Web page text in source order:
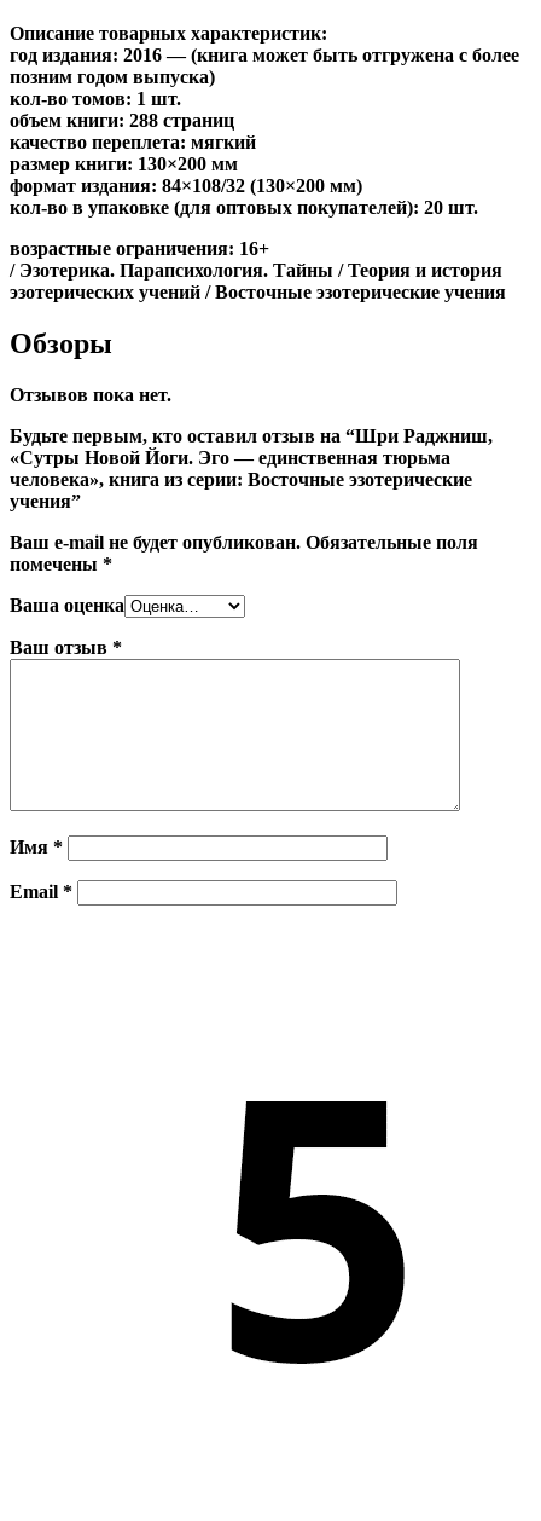
Описание товарных характеристик:
год издания: 2016 — (книга может быть отгружена c более
позним годом выпуска)
кол-во томов: 1 шт.
объем книги: 288 страниц
качество переплета: мягкий
размер книги: 130×200 мм
формат издания: 84×108/32 (130×200 мм)
кол-во в упаковке (для оптовых покупателей): 20 шт.
возрастные ограничения: 16+
/ Эзотерика. Парапсихология. Тайны / Теория и история
эзотерических учений / Восточные эзотерические учения
Обзоры
Отзывов пока нет.
Будьте первым, кто оставил отзыв на “Шри Раджниш,
«Сутры Новой Йоги. Эго — единственная тюрьма
человека», книга из серии: Восточные эзотерические
учения”
Ваш e-mail не будет опубликован. Обязательные поля
помечены *
Ваша оценка
Ваш отзыв *
Имя *
Email *